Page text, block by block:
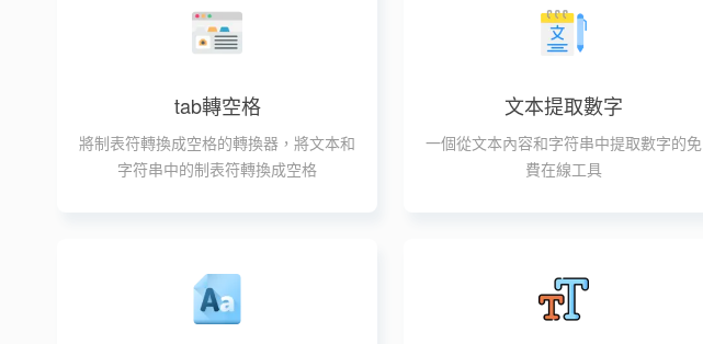
tab轉空格
將制表符轉換成空格的轉換器，將文本和
字符串中的制表符轉換成空格
文本提取數字
一個從文本內容和字符串中提取數字的免
費在線工具